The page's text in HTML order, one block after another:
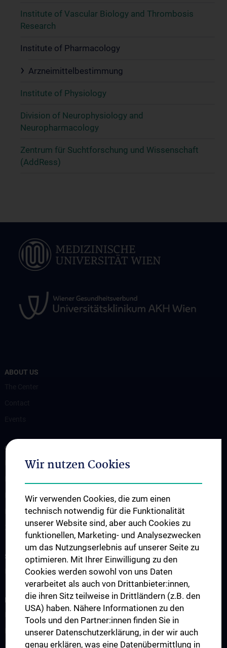
Institute of Vascular Biology and Thrombosis
Research
Institute of Pharmacology
Arzneimittelbestimmung
Institute of Physiology
Division of Neurophysiology and
Neuropharmacology
Zentrum für Suchtforschung und Wissenschaft
(AddRess)
ABOUT US
OUR FACILITIES
Institute of Vascular Biology and Thrombosis Research
Institute of Physiology
Division of Neurophysiology and Neuropharmacology
Zentrum für Suchtforschung und Wissenschaft (AddRess)
STUDIES, TRAINING AND FURTHER EDUCATION
RESEARCH
Forschungsthemen
Forschung – Mitarbeiter:innen Gefäßbiologie
Wir nutzen Cookies
Wir verwenden Cookies, die zum einen
technisch notwendig für die Funktionalität
unserer Website sind, aber auch Cookies zu
funktionellen, Marketing- und Analysezwecken
um das Nutzungserlebnis auf unserer Seite zu
optimieren. Mit Ihrer Einwilligung zu den
Cookies werden sowohl von uns Daten
verarbeitet als auch von Drittanbieter:innen,
die ihren Sitz teilweise in Drittländern (z.B. den
USA) haben. Nähere Informationen zu den
Tools und den Partner:innen finden Sie in
unserer Datenschutzerklärung, in der wir auch
genau erklären, was eine Datenübermittlung in